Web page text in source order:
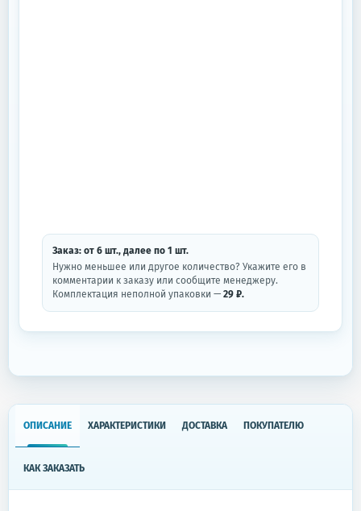
Заказ: от 6 шт., далее по 1 шт.
Нужно меньшее или другое количество? Укажите его в
комментарии к заказу или сообщите менеджеру.
Комплектация неполной упаковки — 29 ₽.
ОПИСАНИЕ ХАРАКТЕРИСТИКИ ДОСТАВКА ПОКУПАТЕЛЮ
КАК ЗАКАЗАТЬ